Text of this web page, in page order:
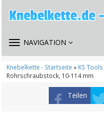
TOGGLE
NAVIGATION
Knebelkette - Startseite » KS Tools
Rohrschraubstock, 10-114 mm
Teilen